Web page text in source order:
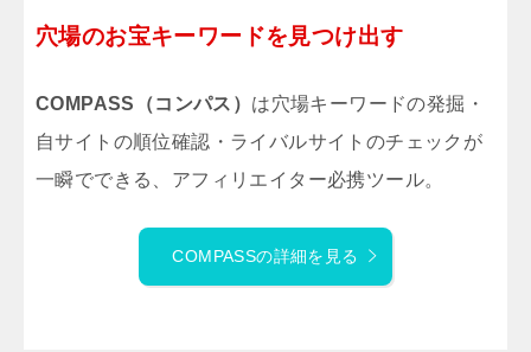
穴場のお宝キーワードを見つけ出す
COMPASS（コンパス） は穴場キーワードの発掘・
自サイトの順位確認・ライバルサイトのチェックが
一瞬でできる、アフィリエイター必携ツール。
COMPASSの詳細を見る